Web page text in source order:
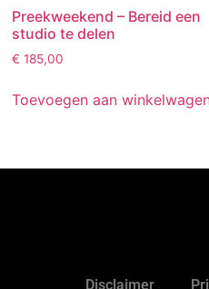
Preekweekend – Bereid een
studio te delen
€ 185,00
Toevoegen aan
Disclaimer